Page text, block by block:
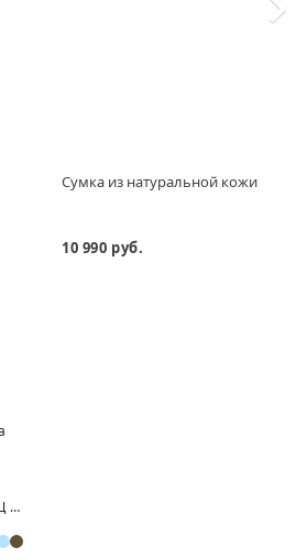
Сумка из натуральной кожи
10 990 руб.
НЕПРОМОКАЕМЫЙ ПЛАЩ НА КНОПКАХ С КАПЮШОНОМ